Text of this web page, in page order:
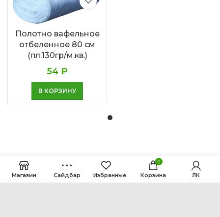
Полотно вафельное
отбеленное 80 см
(пл.130гр/м.кв.)
54 ₽
В КОРЗИНУ
Магазин Сайдбар Избранные
0
Корзина ЛК